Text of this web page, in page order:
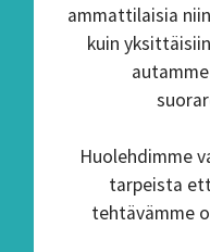
ammattilaisia
kuin
Huolehdimme
tarpeista
tehtävämme